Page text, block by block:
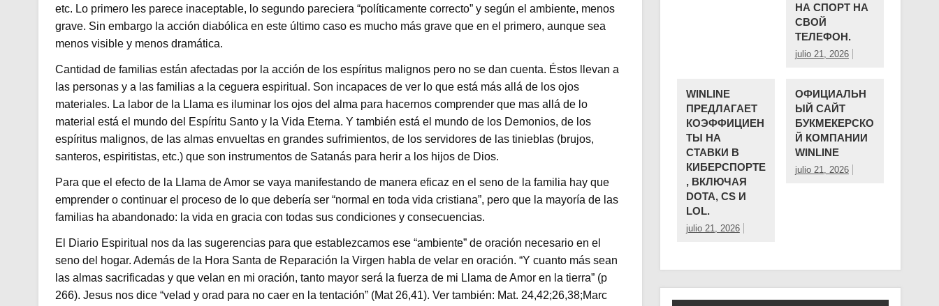
etc. Lo primero les parece inaceptable, lo segundo pareciera “políticamente correcto” y según el ambiente, menos
grave. Sin embargo la acción diabólica en este último caso es mucho más grave que en el primero, aunque sea
menos visible y menos dramática.
Cantidad de familias están afectadas por la acción de los espíritus malignos pero no se dan cuenta. Éstos llevan a
las personas y a las familias a la ceguera espiritual. Son incapaces de ver lo que está más allá de los ojos
materiales. La labor de la Llama es iluminar los ojos del alma para hacernos comprender que mas allá de lo
material está el mundo del Espíritu Santo y la Vida Eterna. Y también está el mundo de los Demonios, de los
espíritus malignos, de las almas envueltas en grandes sufrimientos, de los servidores de las tinieblas (brujos,
santeros, espiritistas, etc.) que son instrumentos de Satanás para herir a los hijos de Dios.
Para que el efecto de la Llama de Amor se vaya manifestando de manera eficaz en el seno de la familia hay que
emprender o continuar el proceso de lo que debería ser “normal en toda vida cristiana”, pero que la mayoría de las
familias ha abandonado: la vida en gracia con todas sus condiciones y consecuencias.
El Diario Espiritual nos da las sugerencias para que establezcamos ese “ambiente” de oración necesario en el
seno del hogar. Además de la Hora Santa de Reparación la Virgen habla de velar en oración. “Y cuanto más sean
las almas sacrificadas y que velan en mi oración, tanto mayor será la fuerza de mi Llama de Amor en la tierra” (p
266). Jesus nos dice “velad y orad para no caer en la tentación” (Mat 26,41). Ver también: Mat. 24,42;26,38;Marc
НА СПОРТ НА
СВОЙ
ТЕЛЕФОН.
julio 21, 2026
WINLINE
ПРЕДЛАГАЕТ
КОЭФФИЦИЕН
ТЫ НА
СТАВКИ В
КИБЕРСПОРТЕ
, ВКЛЮЧАЯ
DOTA, CS И
LOL.
julio 21, 2026
ОФИЦИАЛЬН
ЫЙ САЙТ
БУКМЕКЕРСКО
Й КОМПАНИИ ️
WINLINE
julio 21, 2026